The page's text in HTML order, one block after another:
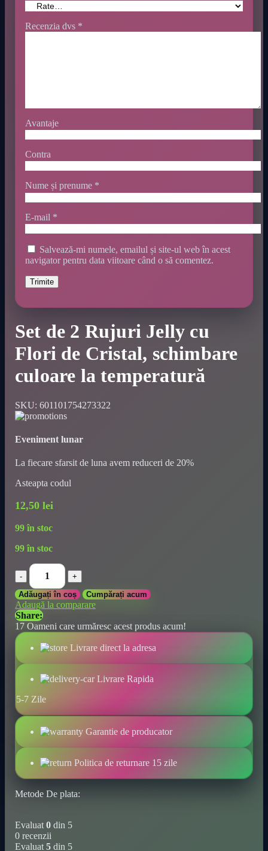
Recenzia dvs *
Avantaje
Contra
Nume și prenume *
E-mail *
Salvează-mi numele, emailul și site-ul web în acest
navigator pentru data viitoare când o să comentez.
Set de 2 Rujuri Jelly cu
Flori de Cristal, schimbare
culoare la temperatură
SKU: 601101754273322
Eveniment lunar
La fiecare sfarsit de luna avem reduceri de 20%
Asteapta codul
12,50 lei
99 în stoc
99 în stoc
Set
2
Rujuri
Jelly
cu
Flori
Cristal,
schimbare
culoare
temperatură
Adăugați în coș Cumpărați acum
Adaugă la comparare
Share:
17 Oameni care urmăresc acest produs acum!
Livrare direct la adresa
Livrare Rapida
5-7 Zile
Garantie de producator
Politica de returnare 15 zile
Metode De plata:
Evaluat 0 din 5
0 recenzii
Evaluat 5 din 5